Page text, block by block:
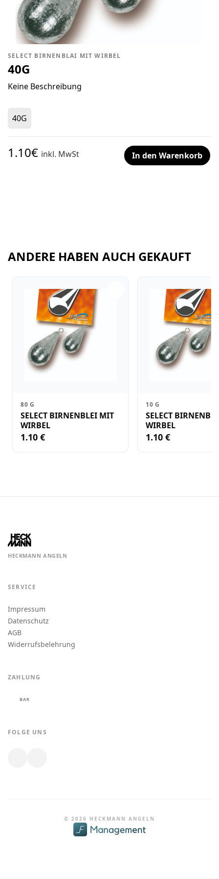
SELECT BIRNENBLAI MIT WIRBEL
40G
Keine Beschreibung
40G
1.10€ inkl. MwSt In den Warenkorb
ANDERE HABEN AUCH GEKAUFT
80 G
SELECT BIRNENBLEI MIT
WIRBEL
1.10 €
10 G
SELECT
WIRBEL
1.10 €
HECKMANN ANGELN
SERVICE
Impressum
Datenschutz
AGB
Widerrufsbelehrung
ZAHLUNG
BAR
FOLGE UNS
© 2026 HECKMANN ANGELN